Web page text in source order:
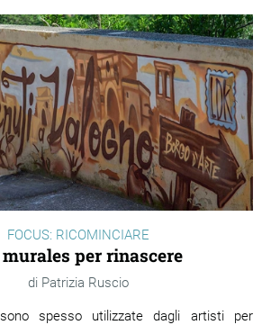
FOCUS: RICOMINCIARE
per rinascere
Patrizia Ruscio
spesso utilizzate dagli artisti per